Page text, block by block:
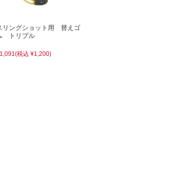
リングショット用 替えゴ
トリプル
(税込 ¥1,200)